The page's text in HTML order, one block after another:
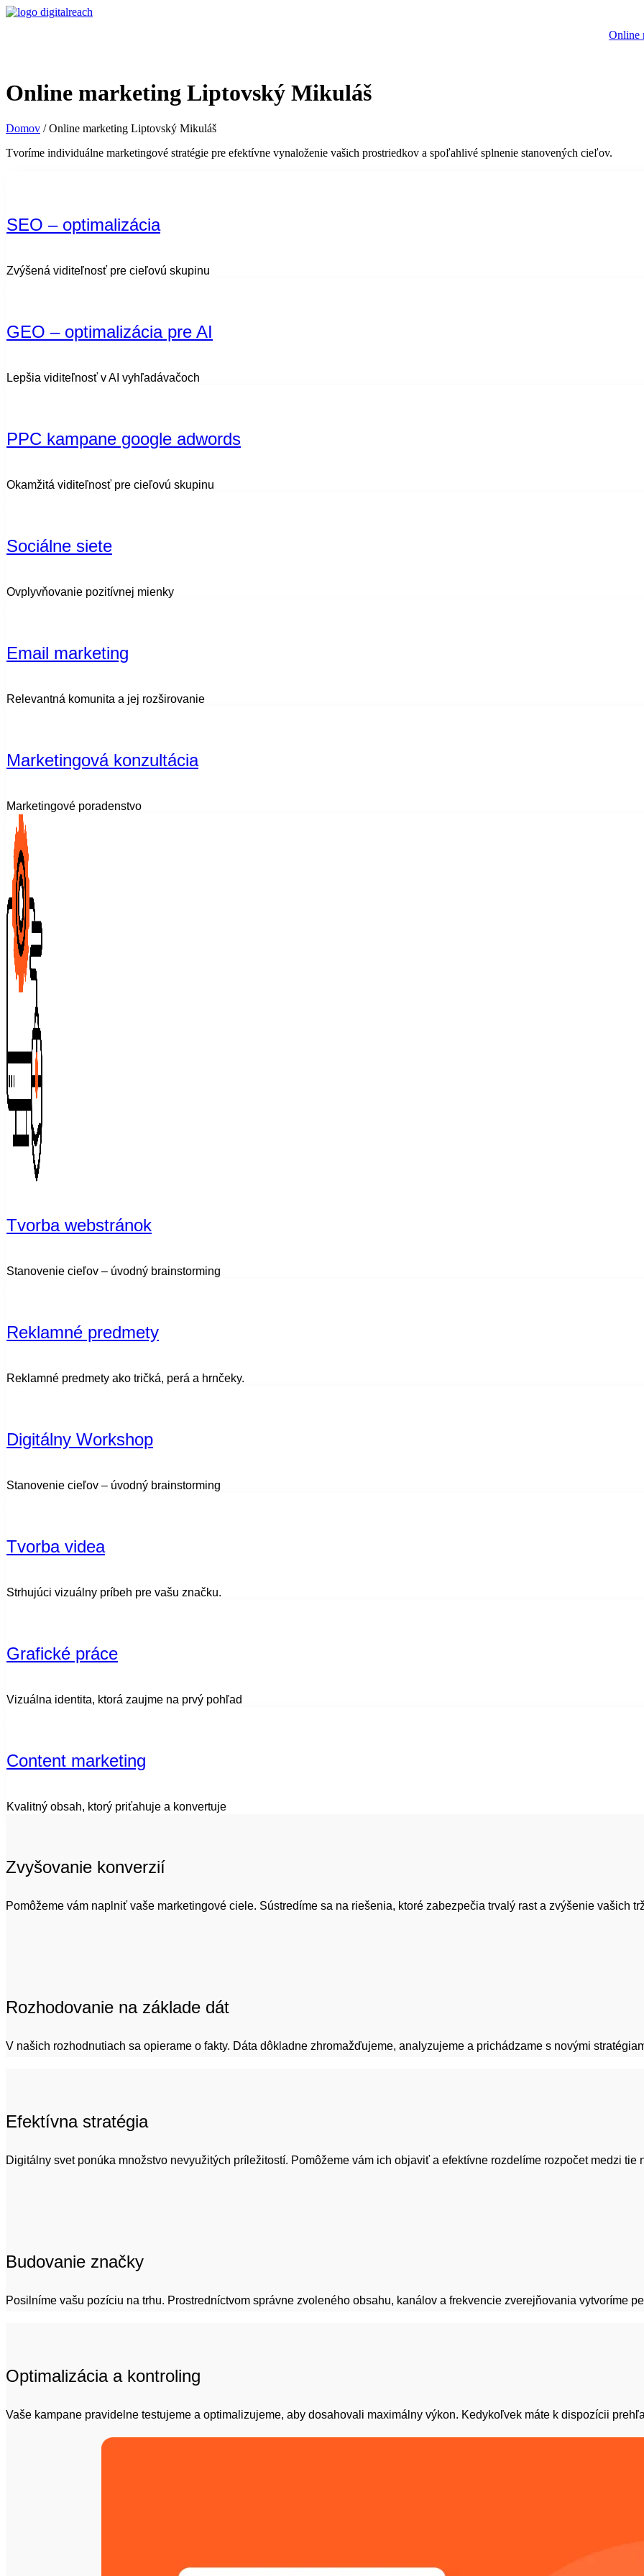
Online
Online marketing Liptovský Mikuláš
Domov /Online marketing Liptovský Mikuláš
Tvoríme individuálne marketingové stratégie pre efektívne vynaloženie vašich prostriedkov a spoľahlivé splnenie stanovených cieľov.
SEO – optimalizácia
Zvýšená viditeľnosť pre cieľovú skupinu
GEO – optimalizácia pre AI
Lepšia viditeľnosť v AI vyhľadávačoch
PPC kampane google adwords​
Okamžitá viditeľnosť pre cieľovú skupinu
Sociálne siete
Ovplyvňovanie pozitívnej mienky
Email marketing
Relevantná komunita a jej rozširovanie
Marketingová konzultácia
Marketingové poradenstvo
Tvorba webstránok
Stanovenie cieľov – úvodný brainstorming
Reklamné predmety
Reklamné predmety ako tričká, perá a hrnčeky.
Digitálny Workshop
Stanovenie cieľov – úvodný brainstorming
Tvorba videa
Strhujúci vizuálny príbeh pre vašu značku.
Grafické práce
Vizuálna identita, ktorá zaujme na prvý pohľad
Content marketing
Kvalitný obsah, ktorý priťahuje a konvertuje
Zvyšovanie konverzií
Pomôžeme vám naplniť vaše marketingové ciele. Sústredíme sa na riešenia, ktoré zabezpečia trvalý rast a zvýšenie vašich
Rozhodovanie na základe dát
V našich rozhodnutiach sa opierame o fakty. Dáta dôkladne zhromažďujeme, analyzujeme a prichádzame s novými
Efektívna stratégia
Digitálny svet ponúka množstvo nevyužitých príležitostí. Pomôžeme vám ich objaviť a efektívne rozdelíme rozpočet medzi tie
Budovanie značky
Posilníme vašu pozíciu na trhu. Prostredníctvom správne zvoleného obsahu, kanálov a frekvencie zverejňovania vytvoríme
Optimalizácia a kontroling
Vaše kampane pravidelne testujeme a optimalizujeme, aby dosahovali maximálny výkon. Kedykoľvek máte k dispozícii